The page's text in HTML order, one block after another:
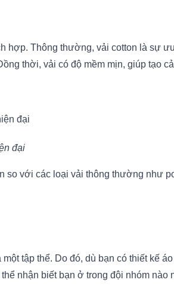
hợp. Thông thường, vải cotton là sự
thời, vải có độ mềm mịn, giúp tạo
đại
so với các loại vải thông thường như
tập thể. Do đó, dù bạn có thiết kế
nhận biết bạn ở trong đội nhóm nào